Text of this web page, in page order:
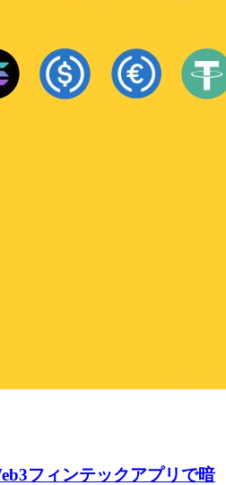
フィンテックアプリで暗